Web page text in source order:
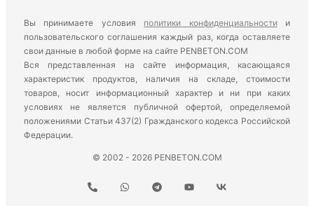
Вы принимаете условия политики конфиденциальностии
пользовательского соглашения каждый раз, когда оставляете
свои данные в любой форме на сайте PENBETON.COM
Вся представленная на сайте информация, касающаяся
характеристик продуктов, наличия на складе, стоимости
товаров, носит информационный характер и ни при каких
условиях не является публичной офертой, определяемой
положениями Статьи 437(2) Гражданского кодекса Российской
Федерации.
© 2002 - 2026 PENBETON.COM